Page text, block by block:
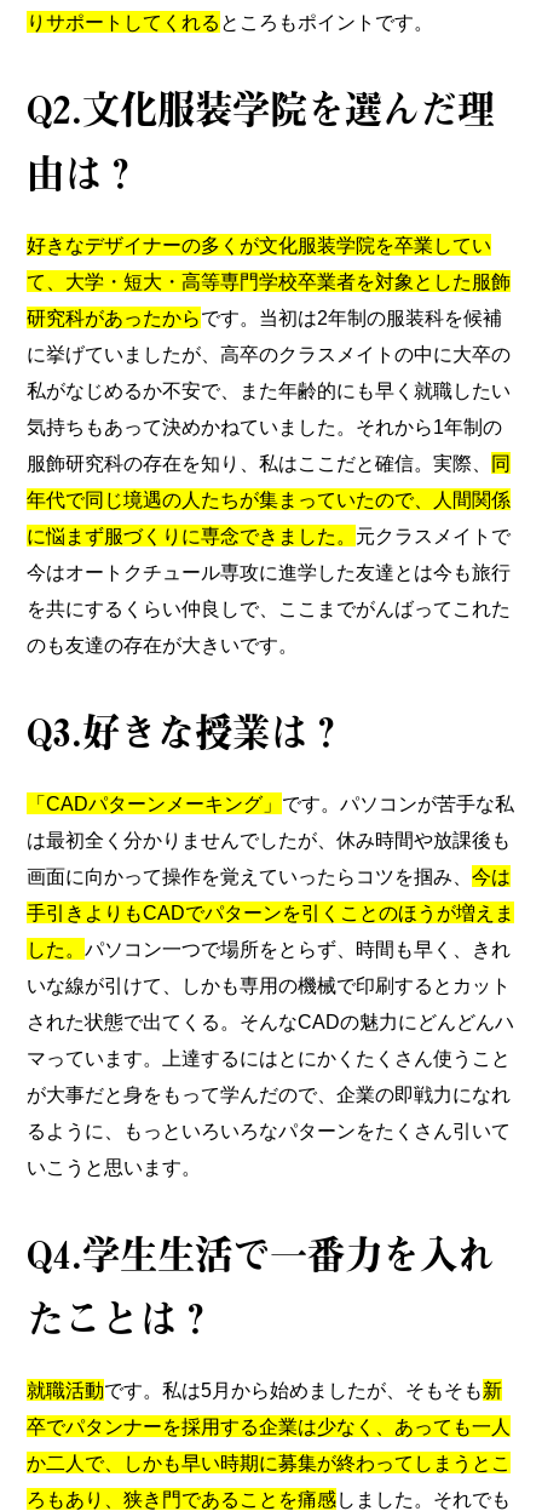
りサポートしてくれる ところもポイントです。
Q2.⽂化服装学院を選んだ理
由は？
好きなデザイナーの多くが文化服装学院を卒業してい
て、大学・短大・高等専門学校卒業者を対象とした服飾
研究科があったからです。当初は2年制の服装科を候補
に挙げていましたが、高卒のクラスメイトの中に大卒の
私がなじめるか不安で、また年齢的にも早く就職したい
気持ちもあって決めかねていました。それから1年制の
服飾研究科の存在を知り、私はここだと確信。実際、 同
年代で同じ境遇の人たちが集まっていたので、人間関係
に悩まず服づくりに専念できました。 元クラスメイトで
今はオートクチュール専攻に進学した友達とは今も旅行
を共にするくらい仲良しで、ここまでがんばってこれた
のも友達の存在が大きいです。
Q3.好きな授業は？
「CADパターンメーキング」 です。パソコンが苦手な私
は最初全く分かりませんでしたが、休み時間や放課後も
画面に向かって操作を覚えていったらコツを掴み、今は
手引きよりもCADでパターンを引くことのほうが増えま
した。パソコン一つで場所をとらず、時間も早く、きれ
いな線が引けて、しかも専用の機械で印刷するとカット
された状態で出てくる。そんなCADの魅力にどんどんハ
マっています。上達するにはとにかくたくさん使うこと
が大事だと身をもって学んだので、企業の即戦力になれ
るように、もっといろいろなパターンをたくさん引いて
いこうと思います。
Q4.学⽣⽣活で⼀番⼒を⼊れ
たことは？
就職活動です。私は5月から始めましたが、そもそも新
卒でパタンナーを採用する企業は少なく、あっても一人
か二人で、しかも早い時期に募集が終わってしまうとこ
ろもあり、狭き門であることを痛感しました。それでも